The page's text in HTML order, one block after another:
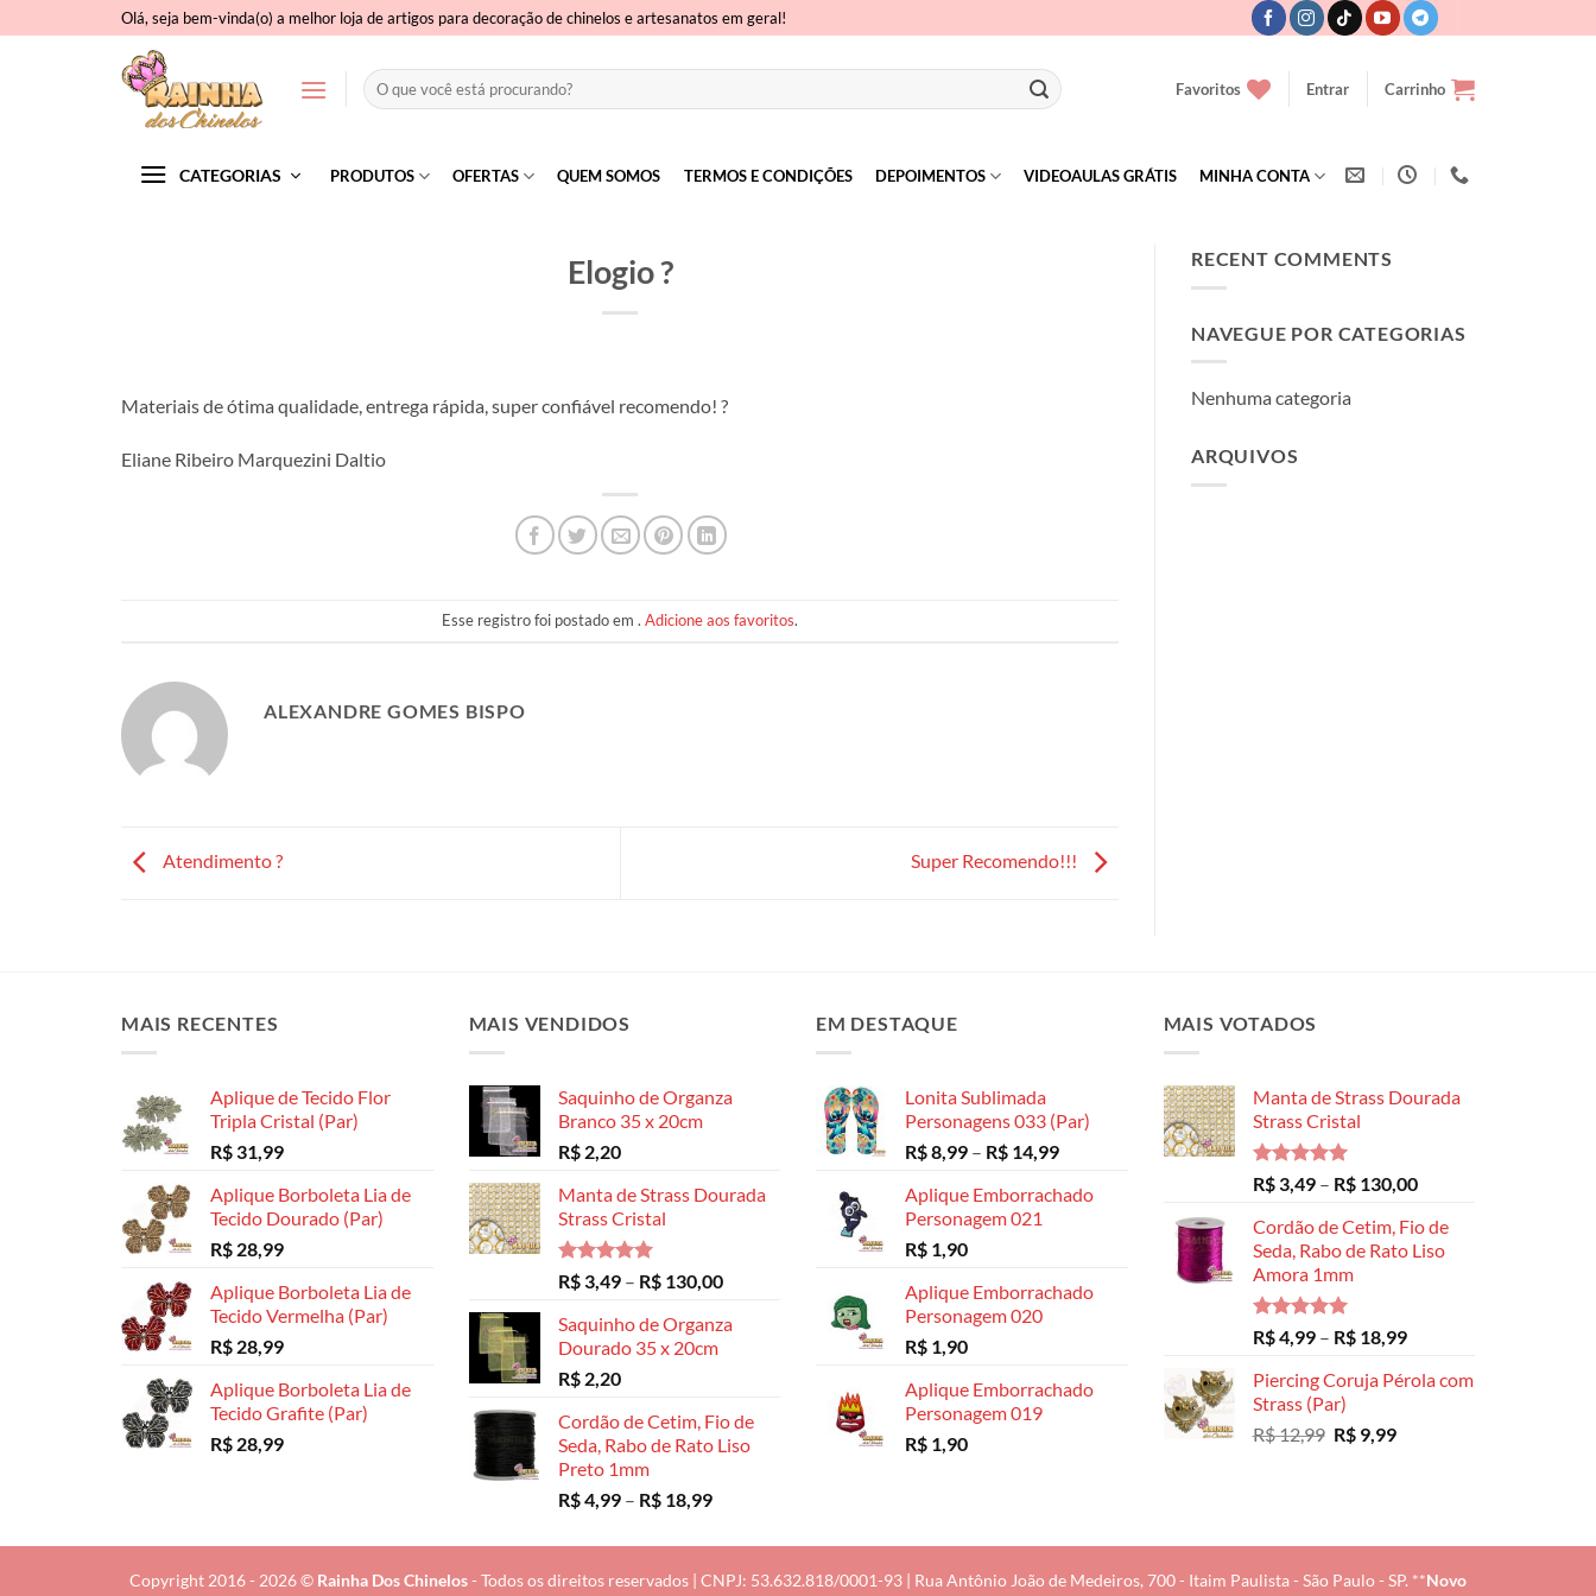
to
Olá, seja bem-vinda(o) a melhor loja de artigos para decoração de chinelos e artesanatos em geral!
Pesquisar
por:
Favoritos Entrar Carrinho
CATEGORIAS PRODUTOS OFERTAS QUEM SOMOS TERMOS E CONDIÇÕES DEPOIMENTOS VIDEOAULAS GRÁTIS MINHA CONTA
Elogio ?
Materiais de ótima qualidade, entrega rápida, super confiável recomendo! ?
Eliane Ribeiro Marquezini Daltio
Esse registro foi postado em . Adicione aos favoritos.
ALEXANDRE GOMES BISPO
Atendimento ? Super Recomendo!!!
RECENT COMMENTS
NAVEGUE POR CATEGORIAS
Nenhuma categoria
ARQUIVOS
MAIS RECENTES
Aplique de Tecido Flor
Tripla Cristal (Par)
R$ 31,99
Aplique Borboleta Lia de
Tecido Dourado (Par)
R$ 28,99
Aplique Borboleta Lia de
Tecido Vermelha (Par)
R$ 28,99
Aplique Borboleta Lia de
Tecido Grafite (Par)
R$ 28,99
MAIS VENDIDOS
Saquinho de Organza
Branco 35 x 20cm
R$2,20
Manta de Strass Dourada
Strass Cristal
Avaliação
5.00
de 5
R$3,49 – R$130,00Faixa
preço:
Saquinho de Organza
Dourado 35 x 20cm
R$2,20
Cordão de Cetim, Fio de
Seda, Rabo de Rato Liso
Preto 1mm
R$4,99 – R$18,99Faixa
preço:
R$ 4,99
EM DESTAQUE
Lonita Sublimada
Personagens 033 (Par)
R$8,99 – R$ 14,99Faixa
preço:
Aplique Emborrachado
Personagem 021
R$ 1,90
Aplique Emborrachado
Personagem 020
R$ 1,90
Aplique Emborrachado
Personagem 019
R$ 1,90
MAIS VOTADOS
Manta de Strass Dourada
Strass Cristal
Avaliação
5.00
de 5
R$3,49 – R$130,00Faixa
preço:
R$ 3,49
Cordão de Cetim, Fio de
Seda, Rabo de Rato Liso
Amora 1mm
Avaliação
5.00
de 5
R$4,99 – R$18,99Faixa
preço:
Piercing Coruja Pérola com
Strass (Par)
R$12,99 O
R$ 9,99O
Copyright 2016 - 2026 © Rainha Dos Chinelos- Todos os direitos reservados | CNPJ: 53.632.818/0001-93 | Rua Antônio João de Medeiros, 700 - Itaim Paulista - São Paulo - SP. **Novo